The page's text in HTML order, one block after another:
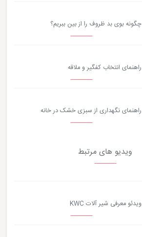
چگونه بوی بد ظروف را از بین ببریم؟
راهنمای انتخاب کفگیر و ملاقه
راهنمای نگهداری از سبزی خشک در خانه
ویدیو های مرتبط
ویدئو معرفی شیر آلات KWC